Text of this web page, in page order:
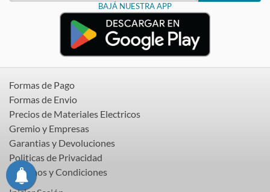
BAJÁ NUESTRA APP
Formas de Pago
Formas de Envio
Precios de Materiales Electricos
Gremio y Empresas
Garantias y Devoluciones
Politicas de Privacidad
Terminos y Condiciones